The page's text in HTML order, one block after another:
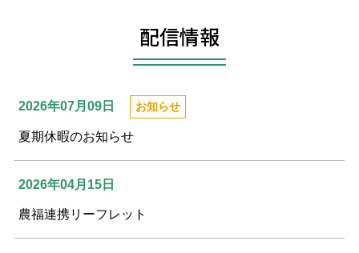
配信情報
2026年07月09日 お知らせ
夏期休暇のお知らせ
2026年04月15日
農福連携リーフレット